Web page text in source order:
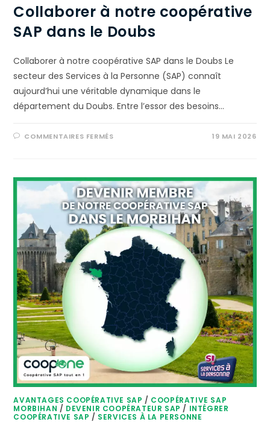
Collaborer à notre coopérative
SAP dans le Doubs
Collaborer à notre coopérative SAP dans le Doubs Le
secteur des Services à la Personne (SAP) connaît
aujourd’hui une véritable dynamique dans le
département du Doubs. Entre l’essor des besoins…
COMMENTAIRES FERMÉS 19 MAI 2026
AVANTAGES COOPÉRATIVE SAP / COOPÉRATIVE SAP
MORBIHAN / DEVENIR COOPÉRATEUR SAP / INTÉGRER
COOPÉRATIVE SAP / SERVICES À LA PERSONNE